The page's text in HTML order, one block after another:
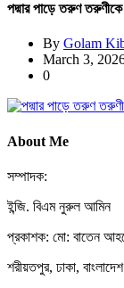
পদ্মার পাড়ে তরুণ তরুণীকে
By Golam
March 3,
0
About Me
সম্পাদক:
ইন্জি. বিএম নুরুল আমিন
প্রকাশক: মো: বাতেন
শরীয়তপুর, ঢাকা, বাংলাদেশ